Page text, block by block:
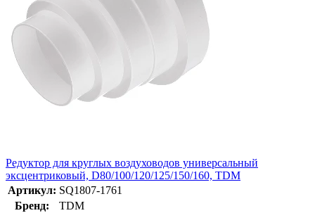
Редуктор для круглых воздуховодов универсальный
эксцентриковый, D80/100/120/125/150/160, TDM
Артикул: SQ1807-1761
Бренд:
TDM